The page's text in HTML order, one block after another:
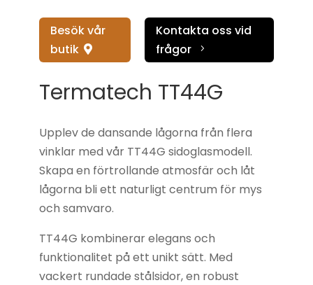
Besök vår
butik 
Kontakta oss vid
frågor
5
Termatech TT44G
Upplev de dansande lågorna från flera
vinklar med vår TT44G sidoglasmodell.
Skapa en förtrollande atmosfär och låt
lågorna bli ett naturligt centrum för mys
och samvaro.
TT44G kombinerar elegans och
funktionalitet på ett unikt sätt. Med
vackert rundade stålsidor, en robust